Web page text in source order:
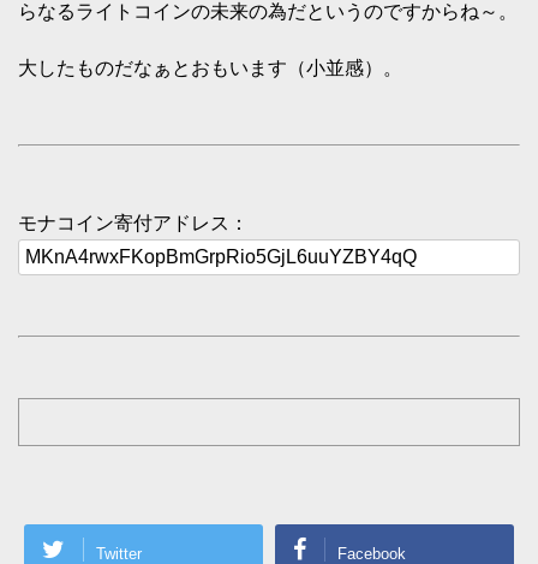
らなるライトコインの未来の為だというのですからね～。
大したものだなぁとおもいます（小並感）。
モナコイン寄付アドレス：
Twitter Facebook